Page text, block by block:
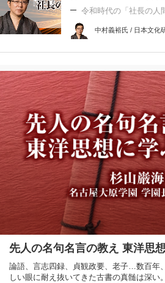
令和時代の「社長の人
中村義裕氏 / 日本文化
先人の名句名言の教え 東洋思
論語、言志四録、貞観政要、老子…数百年
しい眼に耐え抜いてきた古書の真髄は深い